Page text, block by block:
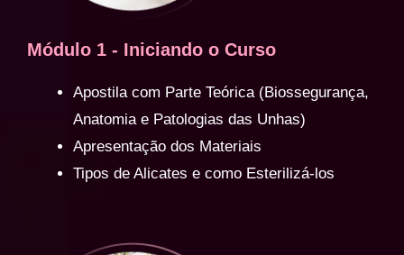
Módulo 1 - Iniciando o Curso
Apostila com Parte Teórica (Biossegurança,
Anatomia e Patologias das Unhas)
Apresentação dos Materiais
Tipos de Alicates e como Esterilizá-los